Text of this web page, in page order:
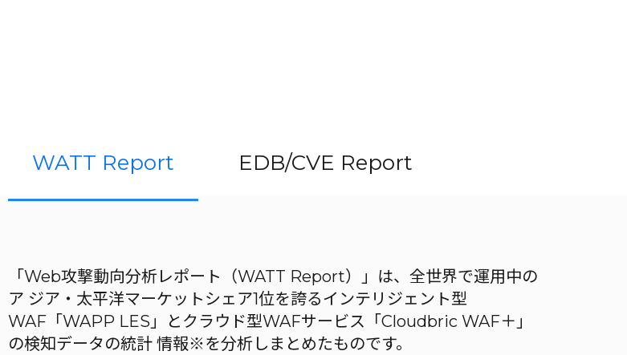
WATT Report EDB/CVE Report
「Web攻撃動向分析レポート（WATT Report）」は、全世界で運用中の
ア ジア・太平洋マーケットシェア1位を誇るインテリジェント型
WAF「WAPP LES」とクラウド型WAFサービス「Cloudbric WAF＋」
の検知データの統計 情報※を分析しまとめたものです。